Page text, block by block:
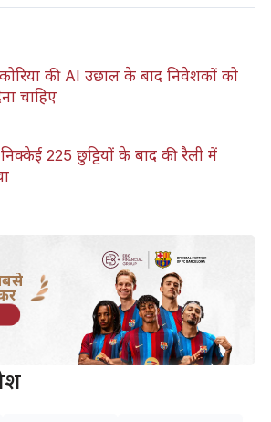
की AI उछाल के बाद निवेशकों को
चाहिए
225 छुट्टियों के बाद की रैली में